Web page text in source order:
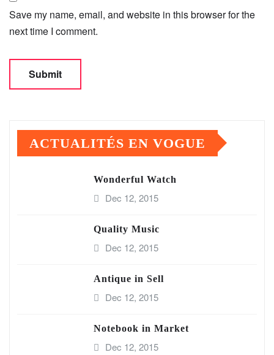
Save my name, email, and website in this browser for the
next time I comment.
ACTUALITÉS EN VOGUE
Wonderful Watch
Dec 12, 2015
Quality Music
Dec 12, 2015
Antique in Sell
Dec 12, 2015
Notebook in Market
Dec 12, 2015